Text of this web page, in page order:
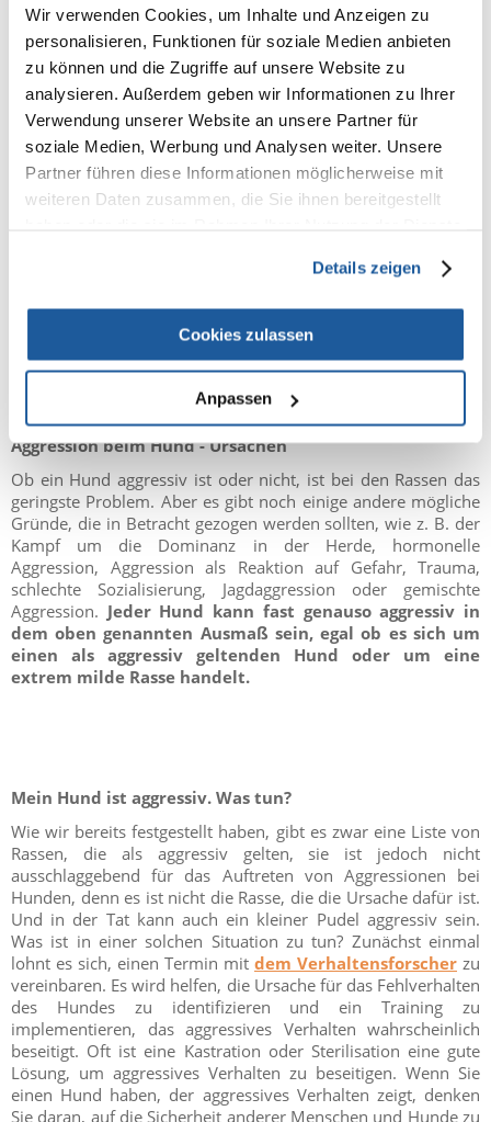
Wir verwenden Cookies, um Inhalte und Anzeigen zu
personalisieren, Funktionen für soziale Medien anbieten
zu können und die Zugriffe auf unsere Website zu
analysieren. Außerdem geben wir Informationen zu Ihrer
Verwendung unserer Website an unsere Partner für
soziale Medien, Werbung und Analysen weiter. Unsere
Partner führen diese Informationen möglicherweise mit
weiteren Daten zusammen, die Sie ihnen bereitgestellt
Details zeigen
Cookies zulassen
Anpassen
Aggression beim Hund - Ursachen
Ob ein Hund aggressiv ist oder nicht, ist bei den Rassen das
geringste Problem. Aber es gibt noch einige andere mögliche
Gründe, die in Betracht gezogen werden sollten, wie z. B. der
Kampf um die Dominanz in der Herde, hormonelle
Aggression, Aggression als Reaktion auf Gefahr, Trauma,
schlechte Sozialisierung, Jagdaggression oder gemischte
Aggression. Jeder Hund kann fast genauso aggressiv in
dem oben genannten Ausmaß sein, egal ob es sich um
einen als aggressiv geltenden Hund oder um eine
extrem milde Rasse handelt.
Mein Hund ist aggressiv. Was tun?
Wie wir bereits festgestellt haben, gibt es zwar eine Liste von
Rassen, die als aggressiv gelten, sie ist jedoch nicht
ausschlaggebend für das Auftreten von Aggressionen bei
Hunden, denn es ist nicht die Rasse, die die Ursache dafür ist.
Und in der Tat kann auch ein kleiner Pudel aggressiv sein.
Was ist in einer solchen Situation zu tun? Zunächst einmal
lohnt es sich, einen Termin mit dem Verhaltensforscher zu
vereinbaren. Es wird helfen, die Ursache für das Fehlverhalten
des Hundes zu identifizieren und ein Training zu
implementieren, das aggressives Verhalten wahrscheinlich
beseitigt. Oft ist eine Kastration oder Sterilisation eine gute
Lösung, um aggressives Verhalten zu beseitigen. Wenn Sie
einen Hund haben, der aggressives Verhalten zeigt, denken
Sie daran, auf die Sicherheit anderer Menschen und Hunde zu